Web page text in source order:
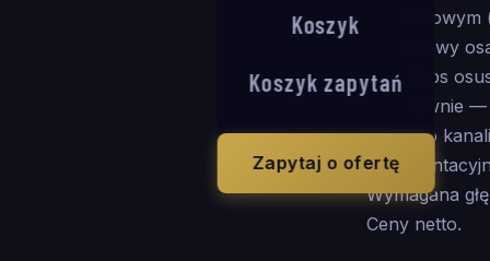
Koszyk
Koszyk zapytań
Zapytaj o ofertę
systemowy
mm. Ryps
intensywnie
wodę do
Wymagana
Ceny netto.